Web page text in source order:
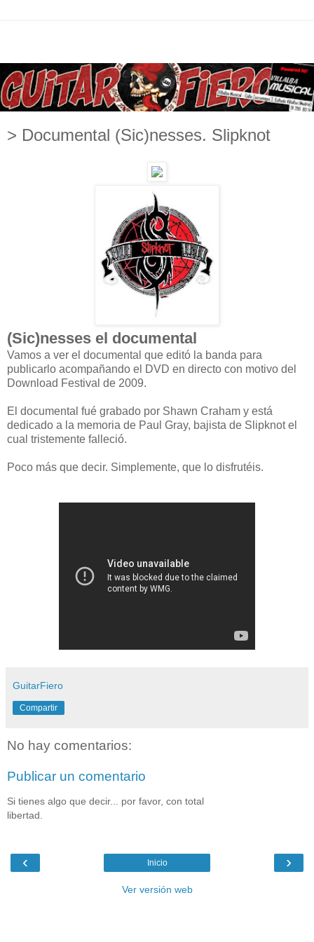
> Documental (Sic)nesses. Slipknot
(Sic)nesses el documental
Vamos a ver el documental que editó la banda para
publicarlo acompañando el DVD en directo con motivo del
Download Festival de 2009.
El documental fué grabado por Shawn Craham y está
dedicado a la memoria de Paul Gray, bajista de Slipknot el
cual tristemente falleció.
Poco más que decir. Simplemente, que lo disfrutéis.
GuitarFiero
Compartir
No hay comentarios:
Publicar un comentario
Si tienes algo que decir... por favor, con total
libertad.
‹ ›
Inicio
Ver versión web